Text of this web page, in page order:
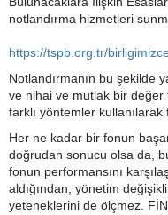
notlandırma hizmetleri
https://tspb.org.tr/
Notlandırmanın bu şekilde
ve nihai ve mutlak bir değer
farklı yöntemler
Her ne kadar bir fonun
doğrudan sonucu olsa da,
fonun performansını
aldığından, yönetim
yeteneklerini de ölçmez.